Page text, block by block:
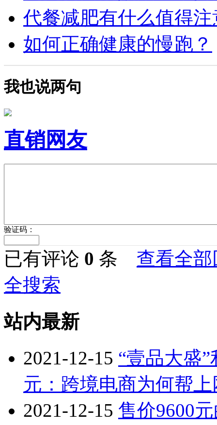
代餐减肥有什么值得注
如何正确健康的慢跑？
我也说两句
直销网友
验证码：
已有评论 0 条 查看全部
全搜索
站内最新
2021-12-15 “壹品大盛
元：跨境电商为何帮
2021-12-15 售价9600